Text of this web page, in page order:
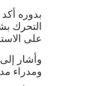
بدوره
التحرك
على
وأشار
ومدراء